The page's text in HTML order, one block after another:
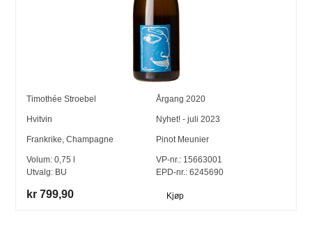
Timothée Stroebel Årgang 2020
Hvitvin Nyhet! - juli 2023
Frankrike,Champagne Pinot Meunier
Volum:0,75
Utvalg: BU
VP-nr.: 15663001
EPD-nr.: 6245690
kr 799,90 Kjøp